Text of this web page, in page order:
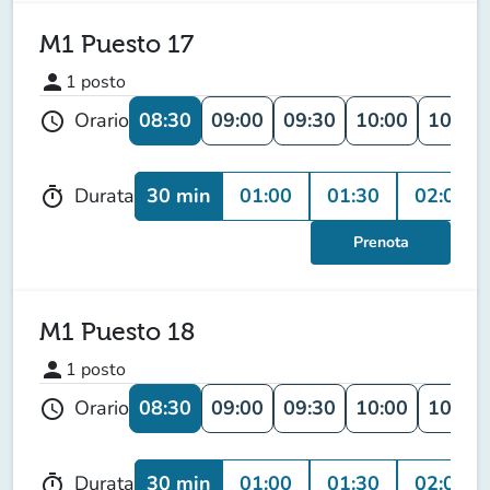
M1 Puesto 17
person 1 posto
schedule Orario 08:30 09:00 09:30 10:00 10:30
timer Durata 30 min 01:00 01:30 02:00
Prenota
M1 Puesto 18
person 1 posto
schedule Orario 08:30 09:00 09:30 10:00 10:30
timer Durata 30 min 01:00 01:30 02:00